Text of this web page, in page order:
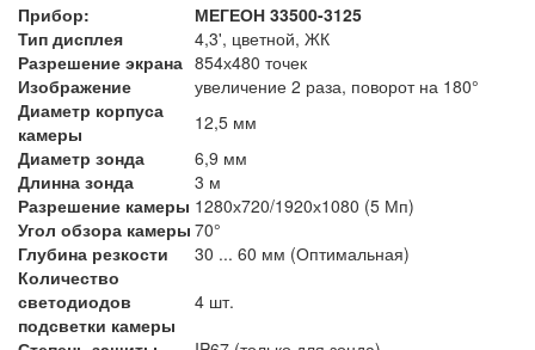
Прибор:
МЕГЕОН 33500-3125
Тип дисплея
4,3', цветной, ЖК
Разрешение экрана 854х480 точек
Изображение
увеличение 2 раза, поворот на 180°
Диаметр корпуса
камеры
12,5 мм
Диаметр зонда
6,9 мм
Длинна зонда
3 м
Разрешение камеры 1280х720/1920х1080 (5 Мп)
Угол обзора камеры 70°
Глубина резкости
30 ... 60 мм (Оптимальная)
Количество
светодиодов
подсветки камеры
4 шт.